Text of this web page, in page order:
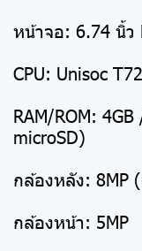
หน้าจอ: 6.74 นิ้ว
CPU: Unisoc
RAM/ROM:
microSD)
กล้องหลัง: 8MP
กล้องหน้า: 5MP